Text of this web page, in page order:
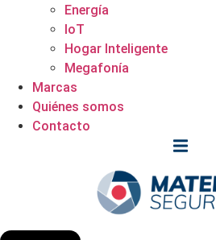
Energía
IoT
Hogar Inteligente
Megafonía
Marcas
Quiénes somos
Contacto